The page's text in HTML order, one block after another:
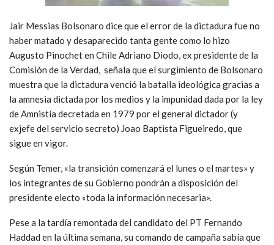
Jair Messias Bolsonaro dice que el error de la dictadura fue no
haber matado y desaparecido tanta gente como lo hizo
Augusto Pinochet en Chile Adriano Diodo, ex presidente de la
Comisión de la Verdad, señala que el surgimiento de Bolsonaro
muestra que la dictadura venció la batalla ideológica gracias a
la amnesia dictada por los medios y la impunidad dada por la ley
de Amnistía decretada en 1979 por el general dictador (y
exjefe del servicio secreto) Joao Baptista Figueiredo, que
sigue en vigor.
Según Temer, «la transición comenzará el lunes o el martes» y
los integrantes de su Gobierno pondrán a disposición del
presidente electo «toda la información necesaria».
Pese a la tardía remontada del candidato del PT Fernando
Haddad en la última semana, su comando de campaña sabía que